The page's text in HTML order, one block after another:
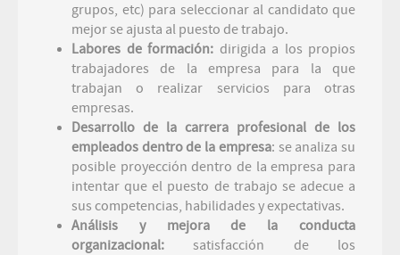
grupos, etc) para seleccionar al candidato que
mejor se ajusta al puesto de trabajo.
Labores de formación: dirigida a los propios
trabajadores de la empresa para la que
trabajan o realizar servicios para otras
empresas.
Desarrollo de la carrera profesional de los
empleados dentro de la empresa: se analiza su
posible proyección dentro de la empresa para
intentar que el puesto de trabajo se adecue a
sus competencias, habilidades y expectativas.
Análisis y mejora de la conducta
organizacional: satisfacción de los